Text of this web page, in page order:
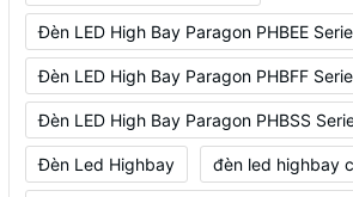
Đèn LED High Bay Paragon PHBEE
Đèn LED High Bay Paragon PHBFF
Đèn LED High Bay Paragon PHBSS
Đèn Led Highbay đèn led highbay